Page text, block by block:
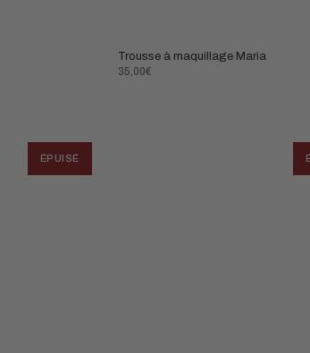
Trousse à maquillage Maria
Prix
35,00€
ÉPUISÉ